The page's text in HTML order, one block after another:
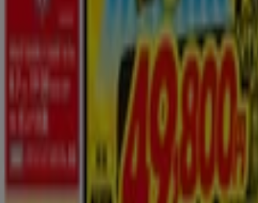
デンキチ
PCデポ
アップルストア
100満ボルト
ニコン
PCデポ のオファーをさっと